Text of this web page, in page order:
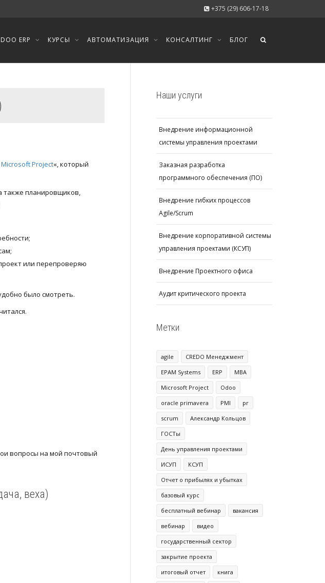
+375 (29) 606-17-18
ERP КУРСЫ АВТОМАТИЗАЦИЯ КОНСАЛТИНГ БЛОГ
Project«, который
также планировщиков,
или перепроверяю
было смотреть.
вопросы на мой почтовый
веха)
Наши услуги
Внедрение информационной
системы управления проектами
Заказная разработка
программного обеспечения (ПО)
Внедрение гибких процессов
Agile/Scrum
Внедрение корпоративной системы
управления проектами (КСУП)
Внедрение Проектного офиса
Аудит критического проекта
Метки
agile
CREDO Менеджмент
EPAM Systems
ERP
MBA
Microsoft Project
Odoo
oracle primavera
PMI
pr
scrum
Александр Кольцов
ГОСТы
День управления проектами
ИСУП
КСУП
Отчет о прибылях и убытках
базовый курс
бесплатный вебинар
вакансия
вебинар
видео
государственный сектор
закрытие проекта
итоговый отчет
книга